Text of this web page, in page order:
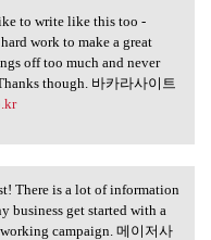
like to
to write like this too -
work to make a great
off too much and never
though. 바카라사이트
There
There is a lot of information
business get started with a
campaign. 메이저사